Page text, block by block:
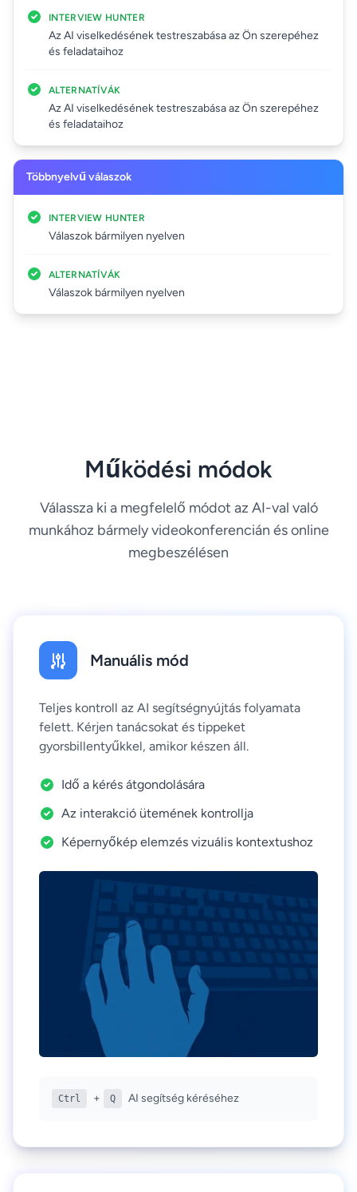
INTERVIEW HUNTER
Az AI viselkedésének testreszabása az Ön szerepéhez
és feladataihoz
ALTERNATÍVÁK
Az AI viselkedésének testreszabása az Ön szerepéhez
és feladataihoz
Többnyelvű válaszok
INTERVIEW HUNTER
Válaszok bármilyen nyelven
ALTERNATÍVÁK
Válaszok bármilyen nyelven
Működési módok
Válassza ki a megfelelő módot az AI-val való
munkához bármely videokonferencián és online
megbeszélésen
Manuális mód
Teljes kontroll az AI segítségnyújtás folyamata
felett. Kérjen tanácsokat és tippeket
gyorsbillentyűkkel, amikor készen áll.
Idő a kérés átgondolására
Az interakció ütemének kontrollja
Képernyőkép elemzés vizuális kontextushoz
Ctrl + Q AI segítség kéréséhez